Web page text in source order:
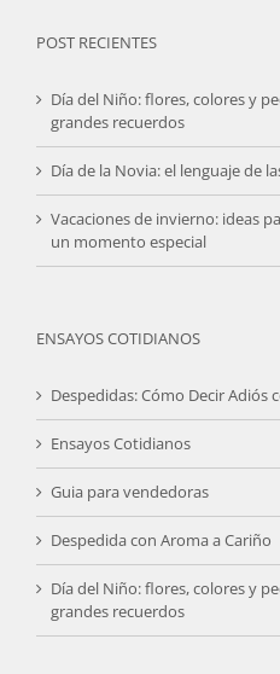
POST RECIENTES
Día del Niño: flores, colores y
grandes recuerdos
Día de la Novia: el lenguaje de
Vacaciones de invierno: ideas
un momento especial
ENSAYOS COTIDIANOS
Despedidas: Cómo Decir Adiós
Ensayos Cotidianos
Guia para vendedoras
Despedida con Aroma a Cariño
Día del Niño: flores, colores y
grandes recuerdos